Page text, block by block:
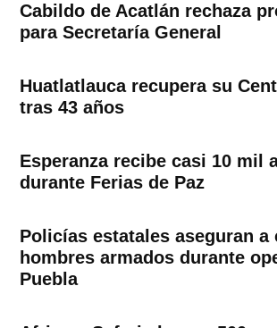
Cabildo de Acatlán rechaza
para Secretaría General
Huatlatlauca recupera su
tras 43 años
Esperanza recibe casi 10 mil
durante Ferias de Paz
Policías estatales aseguran a
hombres armados durante
Puebla